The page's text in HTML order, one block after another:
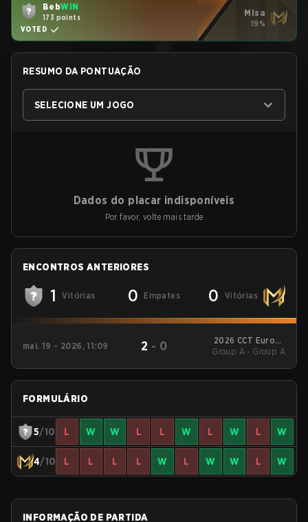
BebWIN
173 points
VOTED
Misa
19%
RESUMO DA PONTUAÇÃO
SELECIONE UM JOGO
Dados do placar indisponíveis
Por favor, volte mais tarde
ENCONTROS ANTERIORES
1 Vitórias 0 Empates 0 Vitórias
mai. 19 - 2026, 11:09 2 - 0
2026 CCT Europe
Series #3
Group A - Group A
FORMULÁRIO
5/10 L W W L L W L W L W
4/10 L L L L W L W W L W
INFORMAÇÃO DE PARTIDA